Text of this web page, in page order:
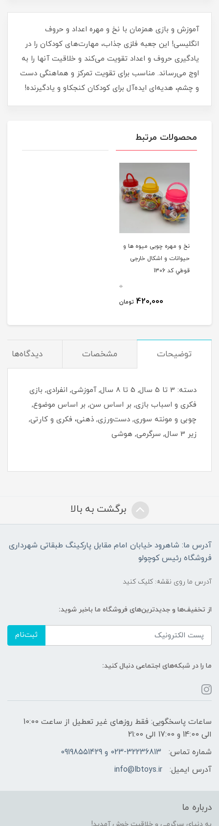
آموزش و بازی همزمان با نخ و مهره اعداد و حروف
انگلیسی! این جعبه فلزی جذاب، مهارت‌های کودکان را در
یادگیری حروف و اعداد تقویت می‌کند و خلاقیت آنها را به
اوج می‌رساند. مناسب برای تقویت تمرکز و هماهنگی دست
و چشم، هدیه‌ای ایده‌آل برای کودکان کنجکاو و یادگیرنده!
محصولات مرتبط
نخ و مهره چوبی میوه ها و
حیوانات و اشکال خارجی
قوطي کد 1306
0
420,000 تومان
توضیحات مشخصات دیدگاه‌ها
دسته: 3 تا 5 سال, 5 تا 8 سال, آموزشی, انفرادی, بازی
فکری و اسباب بازی, بر اساس سن, بر اساس موضوع,
چوبی و مونته سوری, دست‌ورزی, ذهنی، فکری و کارتی,
زیر 3 سال, سرگرمی, هوشی
برگشت به بالا
آدرس ما: شاهرود خیابان امام مقابل پارکینگ طبقاتی شهرداری
فروشگاه رئیس کوچولو
آدرس ما روی نقشه: کلیک کنید
از تخفیف‌ها و جدیدترین‌های فروشگاه ما باخبر شوید:
ثبت‌نام
ما را در شبکه‌های اجتماعی دنبال کنید:
ساعات پاسخگویی: فقط روزهای غیر تعطیل از ساعت 10:00
الی 14:00 و 17:00 الی 21:00
شماره تماس:
023-32236813 و 09198551429
آدرس ایمیل:
info@lbtoys.ir
درباره ما